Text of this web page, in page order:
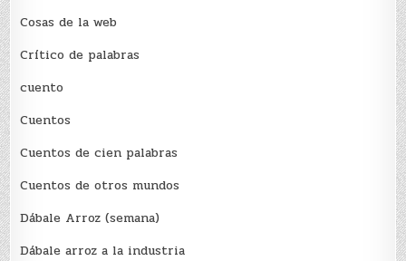
Cosas de la web
Crítico de palabras
cuento
Cuentos
Cuentos de cien palabras
Cuentos de otros mundos
Dábale Arroz (semana)
Dábale arroz a la industria